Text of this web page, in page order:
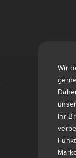
Wir
Ihr